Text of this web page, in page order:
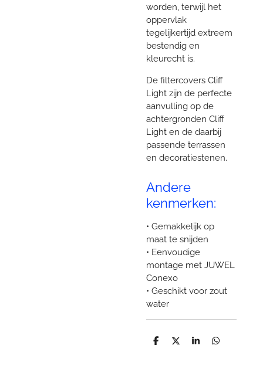
worden, terwijl het
oppervlak
tegelijkertijd extreem
bestendig en
kleurecht is.
De filtercovers Cliff
Light zijn de perfecte
aanvulling op de
achtergronden Cliff
Light en de daarbij
passende terrassen
en decoratiestenen.
Andere
kenmerken:
• Gemakkelijk op
maat te snijden
• Eenvoudige
montage met JUWEL
Conexo
• Geschikt voor zout
water
D
D
S
D